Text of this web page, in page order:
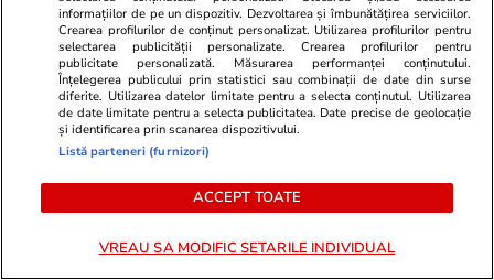
PARTENERI
informațiilor de pe un dispozitiv. Dezvoltarea și îmbunătățirea serviciilor.
Crearea profilurilor de conținut personalizat. Utilizarea profilurilor pentru
selectarea publicității personalizate. Crearea profilurilor pentru
publicitate personalizată. Măsurarea performanței conținutului.
Înțelegerea publicului prin statistici sau combinații de date din surse
diferite. Utilizarea datelor limitate pentru a selecta conținutul. Utilizarea
de date limitate pentru a selecta publicitatea. Date precise de geolocație
și identificarea prin scanarea dispozitivului.
Listă parteneri (furnizori)
ACCEPT TOATE
VREAU SA MODIFIC SETARILE INDIVIDUAL